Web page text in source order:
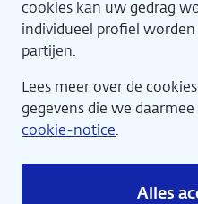
cookies kan uw gedrag
individueel profiel
partijen.
Lees meer over de
gegevens die we
cookie-notice.
Alles